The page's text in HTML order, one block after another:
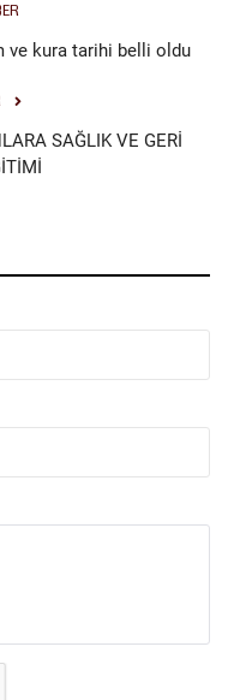
ve kura tarihi belli oldu
SAĞLIK VE GERİ